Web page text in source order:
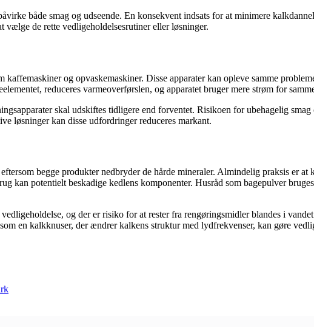
både smag og udseende. En konsekvent indsats for at minimere
vælge de rette vedligeholdelsesrutiner eller løsninger.
og opvaskemaskiner. Disse apparater kan opleve samme
reduceres varmeoverførslen, og apparatet bruger mere strøm for
skal udskiftes tidligere end forventet. Risikoen for ubehagelig
løsninger kan disse udfordringer reduceres markant.
begge produkter nedbryder de hårde mineraler. Almindelig praksis er
kan potentielt beskadige kedlens komponenter. Husråd som bagepulver
og der er risiko for at rester fra rengøringsmidler blandes i
en kalkknuser, der ændrer kalkens struktur med lydfrekvenser, kan gøre